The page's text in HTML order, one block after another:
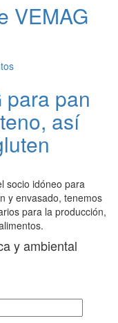
VEMAG
para pan
así
socio idóneo para
y envasado, tenemos
para la producción,
y ambiental